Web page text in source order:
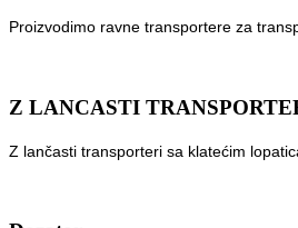
Proizvodimo ravne transportere za
Z LANCASTI
Z lančasti transporteri sa klatećim